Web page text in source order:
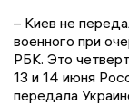
– Киев не
военного при
РБК. Это
13 и 14 июня
передала